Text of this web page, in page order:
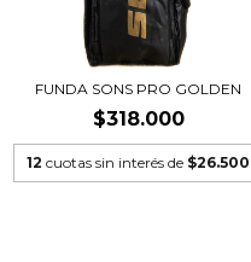
FUNDA SONS PRO GOLDEN
$318.000
12 cuotas sin interés de $26.500